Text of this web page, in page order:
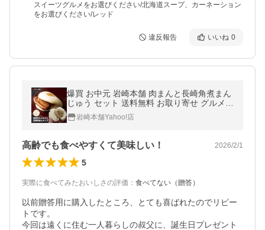
スイーツグルメをお選びください/北海道スープ、カーネーション
をお選びください/レッド
違反報告 いいね 0
爆買 お中元 岩崎本舗 肉まんと長崎角煮まん
じゅう セット 送料無料 お取り寄せ グルメ
肉まん ギフト ラフテー 点心 御中元 お中元
残暑見舞い 夏ギフト
岩崎本舗Yahoo!店
高齢でも食べやすくて美味しい！ 2026/2/1
5
実際に食べてみたおいしさの評価 ： 食べてない（贈答）
以前贈答用に購入したところ、とても喜ばれたのでリピー
トです。
今回は遠くに住む一人暮らしの叔父に、誕生日プレゼント